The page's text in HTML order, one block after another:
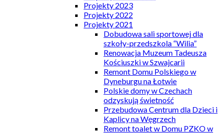
Projekty 2023
Projekty 2022
Projekty 2021
Dobudowa sali sportowej dla
szkoły-przedszkola “Wilia”
Renowacja Muzeum Tadeusza
Kościuszki w Szwajcarii
Remont Domu Polskiego w
Dyneburgu na Łotwie
Polskie domy w Czechach
odzyskują świetność
Przebudowa Centrum dla Dzieci i
Kaplicy na Węgrzech
Remont toalet w Domu PZKO w